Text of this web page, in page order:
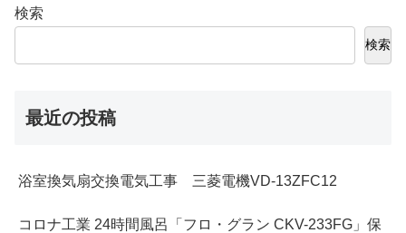
検索
検索
最近の投稿
浴室換気扇交換電気工事 三菱電機VD-13ZFC12
コロナ工業 24時間風呂「フロ・グラン CKV-233FG」保